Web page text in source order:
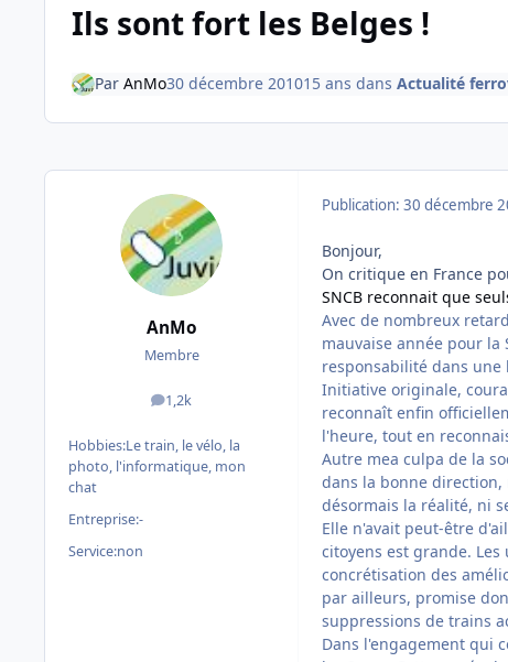
Ils sont fort les Belges !
Par AnMo30 décembre 201015 ans dans Actualité
AnMo
Membre
1,2k
messages
Hobbies:Le train, le vélo, la
photo, l'informatique, mon
chat
Entreprise:-
Service:non
Publication: 30 décembre
Bonjour,
On critique en France
SNCB reconnait que
Avec de nombreux
mauvaise année pour la
responsabilité dans
Initiative originale,
reconnaît enfin
l'heure, tout en
Autre mea culpa de la
dans la bonne direction,
désormais la réalité, ni
Elle n'avait peut-être
citoyens est grande.
concrétisation des
par ailleurs, promise
suppressions de trains
Dans l'engagement qui